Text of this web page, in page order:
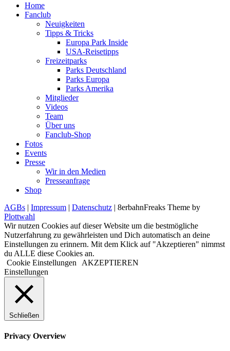
Home
Fanclub
Neuigkeiten
Tipps & Tricks
Europa Park Inside
USA-Reisetipps
Freizeitparks
Parks Deutschland
Parks Europa
Parks Amerika
Mitglieder
Videos
Team
Über uns
Fanclub-Shop
Fotos
Events
Presse
Wir in den Medien
Presseanfrage
Shop
AGBs | Impressum | Datenschutz | 8erbahnFreaks Theme by
Plottwahl
Wir nutzen Cookies auf dieser Website um die bestmögliche
Nutzerfahrung zu gewährleisten und Dich automatisch an deine
Einstellungen zu erinnern. Mit dem Klick auf "Akzeptieren" nimmst
du ALLE diese Cookies an.
Cookie Einstellungen
AKZEPTIEREN
Einstellungen
Schließen
Privacy Overview